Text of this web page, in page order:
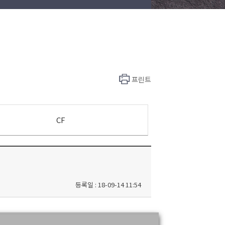
프린트
CF
등록일 : 18-09-14 11:54